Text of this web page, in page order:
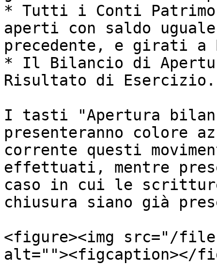
* Tutti i Conti
aperti con saldo
precedente, e girati a
* Il Bilancio di
Risultato di Esercizio.
I tasti "Apertura
presenteranno colore
corrente questi
effettuati, mentre
caso in cui le
chiusura siano già
<figure><img src="/files/
alt=""><figcaption></